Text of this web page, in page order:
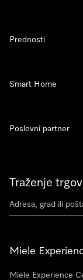
Traženje
Miele
Miele Experience
Prednosti
Smart Home
Poslovni partner